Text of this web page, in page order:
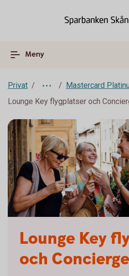
Meny
Privat
Mastercard
Lounge Key flygplatser och
Lounge Key
och